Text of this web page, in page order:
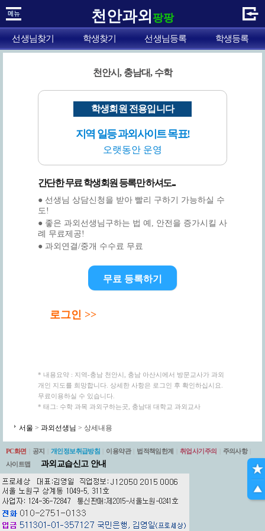
천안과외 팡팡
선생님찾기 학생찾기 선생님등록 학생등록
천안시, 충남대, 수학
학생회원 전용입니다
지역 일등 과외사이트 목표!
오랫동안 운영
간단한 무료 학생회원 등록만 하셔도...
● 선생님 상담신청을 받아 빨리 구하기 가능하실 수
도!
● 좋은 과외선생님구하는 법 예, 안전을 증가시킬 사
례 무료제공!
● 과외연결/중개 수수료 무료
무료 등록하기
로그인 >>
* 내용요약 : 지역-충남 천안시, 충남 아산시에서 방문교사가 과외
개인 지도를 희망합니다. 상세한 사항은 로그인 후 확인하십시요.
무료이용하실 수 있습니다.
* 태그: 수학 과목 과외구하는곳, 충남대 대학교 과외교사
서울 > 과외선생님 > 상세내용
PC화면 공지 개인정보취급방침 이용약관 법적책임한계 취업사기주의 주의사항
사이트맵
과외교습신고 안내